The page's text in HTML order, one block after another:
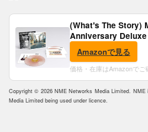
(What's The Story)
Anniversary
Vinyl) [Analog]
Amazonで見る
価格・在庫はAmazonでご
Copyright © 2026 NME Networks Media Limited.
Media Limited being used under licence.